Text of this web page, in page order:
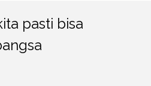
pasti bisa